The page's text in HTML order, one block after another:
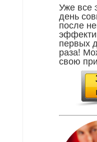
Уже все
день
после
первых
раза!
свою